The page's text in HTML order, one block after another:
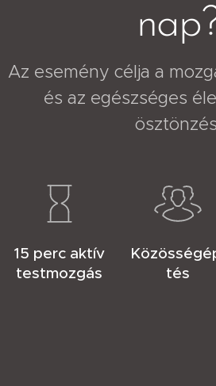
Az esemény célja a
és az egészséges
15 perc aktív
testmozgás
tés